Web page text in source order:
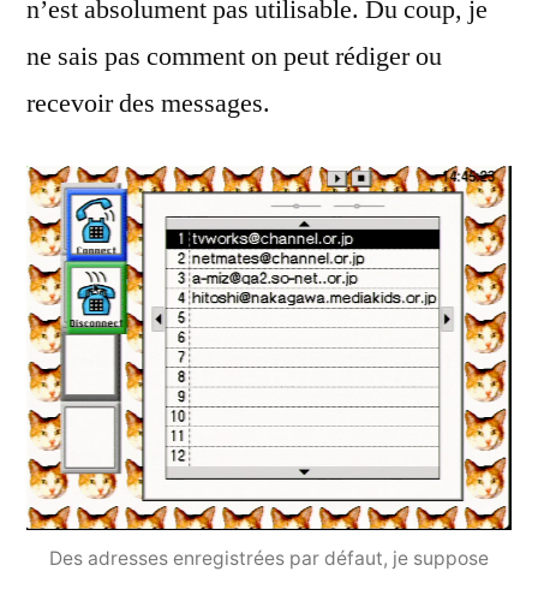
n’est absolument pas utilisable. Du coup, je
ne sais pas comment on peut rédiger ou
recevoir des messages.
Des adresses enregistrées par défaut, je suppose